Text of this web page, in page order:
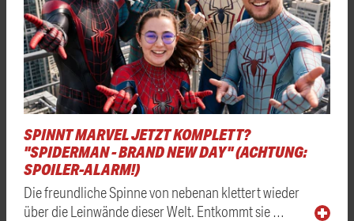
SPINNT MARVEL JETZT KOMPLETT?
"SPIDERMAN - BRAND NEW DAY" (ACHTUNG:
SPOILER-ALARM!)
Die freundliche Spinne von nebenan klettert wieder
über die Leinwände dieser Welt. Entkommt sie …